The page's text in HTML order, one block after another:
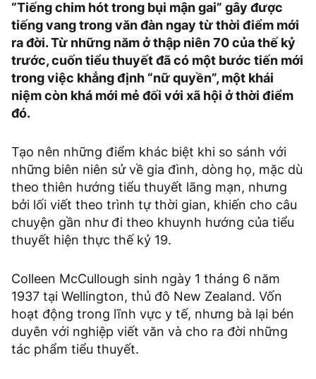
“Tiếng chim hót trong bụi mận gai” gây được
tiếng vang trong văn đàn ngay từ thời điểm mới
ra đời. Từ những năm ở thập niên 70 của thế kỷ
trước, cuốn tiểu thuyết đã có một bước tiến mới
trong việc khẳng định “nữ quyền”, một khái
niệm còn khá mới mẻ đối với xã hội ở thời điểm
đó.
Tạo nên những điểm khác biệt khi so sánh với
những biên niên sử về gia đình, dòng họ, mặc dù
theo thiên hướng tiểu thuyết lãng mạn, nhưng
bởi lối viết theo trình tự thời gian, khiến cho câu
chuyện gần như đi theo khuynh hướng của tiểu
thuyết hiện thực thế kỷ 19.
Colleen McCullough sinh ngày 1 tháng 6 năm
1937 tại Wellington, thủ đô New Zealand. Vốn
hoạt động trong lĩnh vực y tế, nhưng bà lại bén
duyên với nghiệp viết văn và cho ra đời những
tác phẩm tiểu thuyết.